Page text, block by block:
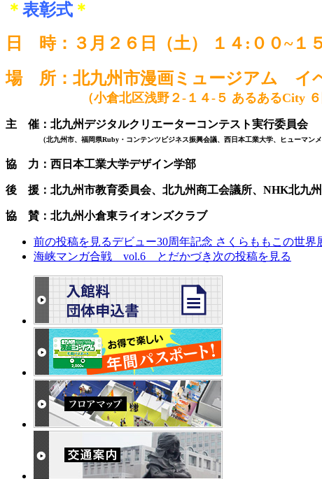
＊ 表彰式 ＊
日 時：３月２６日（土） １４:００~１
場 所：北九州市漫画ミュージアム イ
（小倉北区浅野２-１４-５ あるあるCity ６
主 催： 北九州デジタルクリエーターコンテスト実行委員会
（北九州市、福岡県Ruby・コンテンツビジネス振興会議、西日本工業大学、 ヒューマン
協 力： 西日本工業大学デザイン学部
後 援： 北九州市教育委員会、北九州商工会議所、NHK北九
協 賛： 北九州小倉東ライオンズクラブ
前の投稿を見るデビュー30周年記念 さくらももこの世界
海峡マンガ合戦 vol.6 とだかづき 次の投稿を見る